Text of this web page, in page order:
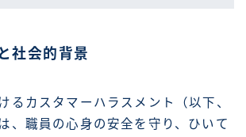
社会的背景
るカスタマーハラスメント（以下、
、職員の心身の安全を守り、ひいて